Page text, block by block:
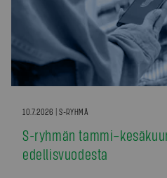
10.7.2026 | S-RYHMÄ
S-ryhmän
edellisvuodesta